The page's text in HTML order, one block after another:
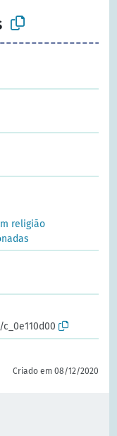
religião
Criado em 08/12/2020